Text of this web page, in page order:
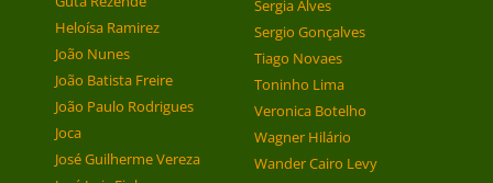
Heloísa Ramirez
João Nunes
João Batista Freire
João Paulo Rodrigues
Joca
José Guilherme Vereza
Sergia Alves
Sergio Gonçalves
Tiago Novaes
Toninho Lima
Veronica Botelho
Wagner Hilário
Wander Cairo Levy